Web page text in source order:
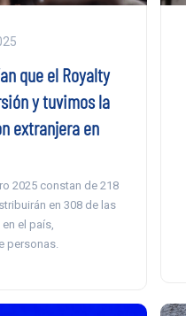
que el Royalty
y tuvimos la
extranjera en
2025 constan de 218
en 308 de las
el país,
personas.